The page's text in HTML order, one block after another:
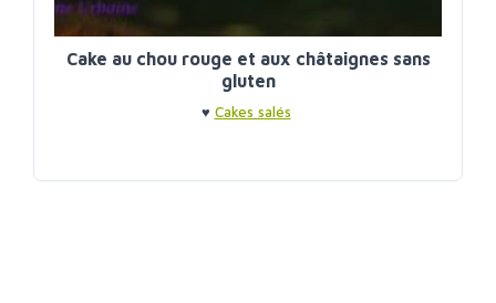
Cake au chou rouge et aux châtaignes sans
gluten
♥ Cakes salés